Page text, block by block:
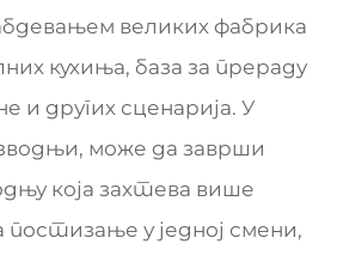
великих фабрика
кухиња, база за прераду
и других сценарија. У
може да заврши
која захтева више
у једној смени,